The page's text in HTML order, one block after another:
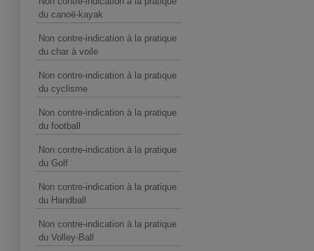
du canoë-kayak
Non contre-indication à la pratique
du char à voile
Non contre-indication à la pratique
du cyclisme
Non contre-indication à la pratique
du football
Non contre-indication à la pratique
du Golf
Non contre-indication à la pratique
du Handball
Non contre-indication à la pratique
du Volley-Ball